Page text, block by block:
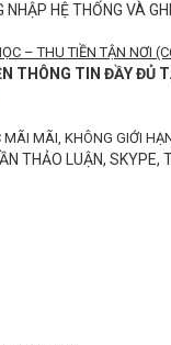
NHẬP HỆ THỐNG VÀ
– THU TIỀN TẬN NƠI
THÔNG TIN ĐẦY ĐỦ
MÃI, KHÔNG GIỚI
THẢO LUẬN, SKYPE,